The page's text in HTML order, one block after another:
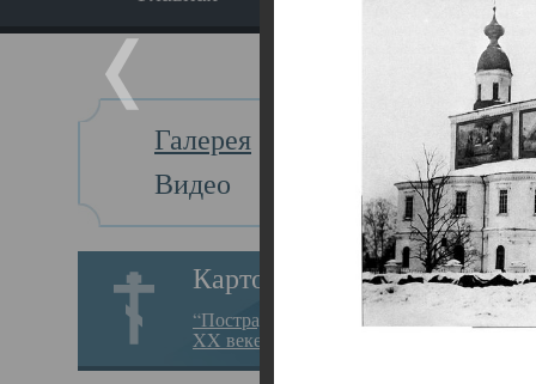
Галерея
Видео
Картотека
“Пострадавшие за веру в
XX веке на Севере”
Главная